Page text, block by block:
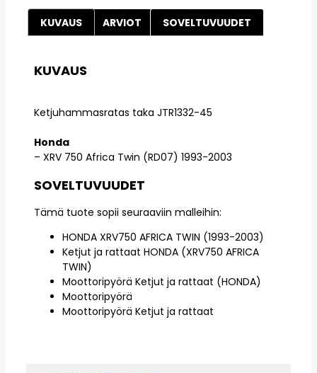
KUVAUS ARVIOT SOVELTUVUUDET
KUVAUS
Ketjuhammasratas taka JTR1332-45
Honda
– XRV 750 Africa Twin (RD07) 1993-2003
SOVELTUVUUDET
Tämä tuote sopii seuraaviin malleihin:
HONDA XRV750 AFRICA TWIN (1993-2003)
Ketjut ja rattaat HONDA (XRV750 AFRICA
TWIN)
Moottoripyörä Ketjut ja rattaat (HONDA)
Moottoripyörä
Moottoripyörä Ketjut ja rattaat